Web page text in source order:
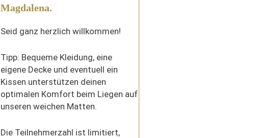
Magdalena.
Seid ganz herzlich willkommen!
Tipp: Bequeme Kleidung, eine
eigene Decke und eventuell ein
Kissen unterstützen deinen
optimalen Komfort beim Liegen auf
unseren weichen Matten.
Die Teilnehmerzahl ist limitiert,